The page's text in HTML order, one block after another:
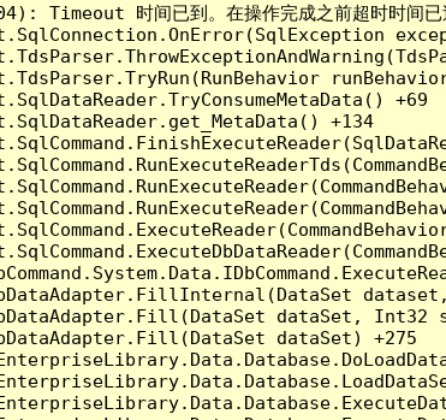
Timeout 时间已到。在操作完成之前超时时间已
+69
+134
dataSet,
dataSet) +275